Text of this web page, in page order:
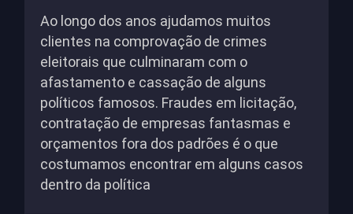
Ao longo dos anos ajudamos muitos
clientes na comprovação de crimes
eleitorais que culminaram com o
afastamento e cassação de alguns
políticos famosos. Fraudes em licitação,
contratação de empresas fantasmas e
orçamentos fora dos padrões é o que
costumamos encontrar em alguns casos
dentro da política